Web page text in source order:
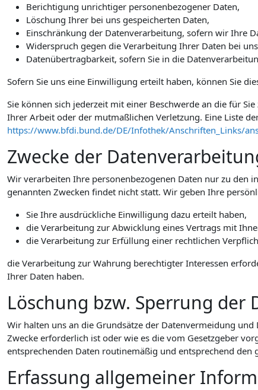
Berichtigung unrichtiger personenbezogener Daten,
Löschung Ihrer bei uns gespeicherten Daten,
Einschränkung der Datenverarbeitung, sofern wir Ihre
Widerspruch gegen die Verarbeitung Ihrer Daten bei
Datenübertragbarkeit, sofern Sie in die
Sofern Sie uns eine Einwilligung erteilt haben, können Sie
Sie können sich jederzeit mit einer Beschwerde an die für
Ihrer Arbeit oder der mutmaßlichen Verletzung. Eine Liste
https://www.bfdi.bund.de/DE/Infothek/Anschriften_Links/
Zwecke der
Wir verarbeiten Ihre personenbezogenen Daten nur zu den
genannten Zwecken findet nicht statt. Wir geben Ihre
Sie Ihre ausdrückliche Einwilligung dazu erteilt haben,
die Verarbeitung zur Abwicklung eines Vertrags mit
die Verarbeitung zur Erfüllung einer rechtlichen
die Verarbeitung zur Wahrung berechtigter Interessen
Ihrer Daten haben.
Löschung bzw. Sperrung der
Wir halten uns an die Grundsätze der Datenvermeidung
Zwecke erforderlich ist oder wie es die vom Gesetzgeber
entsprechenden Daten routinemäßig und entsprechend den
Erfassung allgemeiner